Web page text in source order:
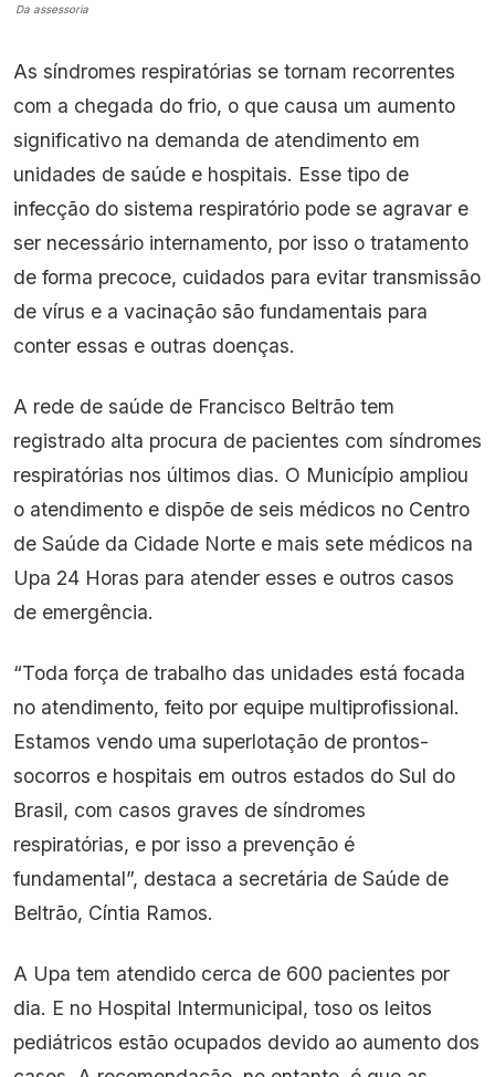
Da assessoria
As síndromes respiratórias se tornam recorrentes
com a chegada do frio, o que causa um aumento
significativo na demanda de atendimento em
unidades de saúde e hospitais. Esse tipo de
infecção do sistema respiratório pode se agravar e
ser necessário internamento, por isso o tratamento
de forma precoce, cuidados para evitar transmissão
de vírus e a vacinação são fundamentais para
conter essas e outras doenças.
A rede de saúde de Francisco Beltrão tem
registrado alta procura de pacientes com síndromes
respiratórias nos últimos dias. O Município ampliou
o atendimento e dispõe de seis médicos no Centro
de Saúde da Cidade Norte e mais sete médicos na
Upa 24 Horas para atender esses e outros casos
de emergência.
“Toda força de trabalho das unidades está focada
no atendimento, feito por equipe multiprofissional.
Estamos vendo uma superlotação de prontos-
socorros e hospitais em outros estados do Sul do
Brasil, com casos graves de síndromes
respiratórias, e por isso a prevenção é
fundamental”, destaca a secretária de Saúde de
Beltrão, Cíntia Ramos.
A Upa tem atendido cerca de 600 pacientes por
dia. E no Hospital Intermunicipal, toso os leitos
pediátricos estão ocupados devido ao aumento dos